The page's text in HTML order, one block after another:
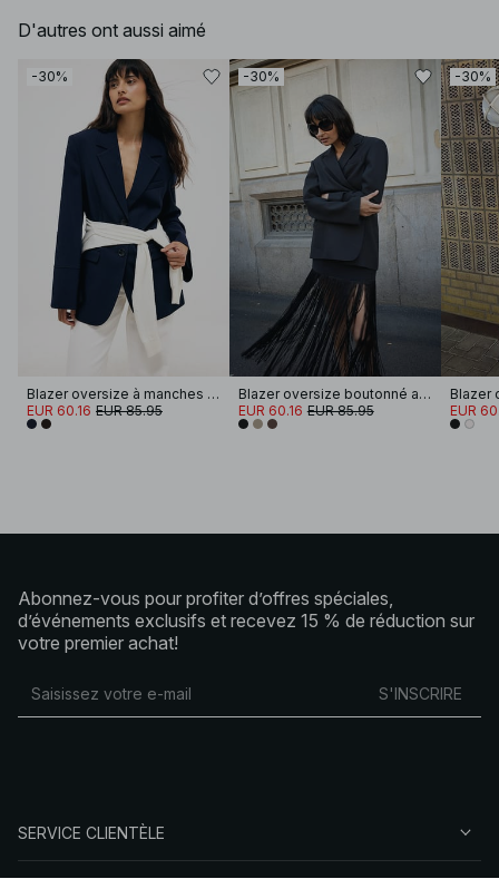
D'autres ont aussi aimé
-30%
Blazer oversize à manches larges
EUR 60.16 EUR 85.95
-30%
Blazer oversize boutonné au dos
EUR 60.16 EUR 85.95
-30%
EUR
Abonnez-vous pour profiter d’offres spéciales,
d’événements exclusifs et recevez 15 % de réduction sur
votre premier achat!
S'INSCRIRE
SERVICE CLIENTÈLE